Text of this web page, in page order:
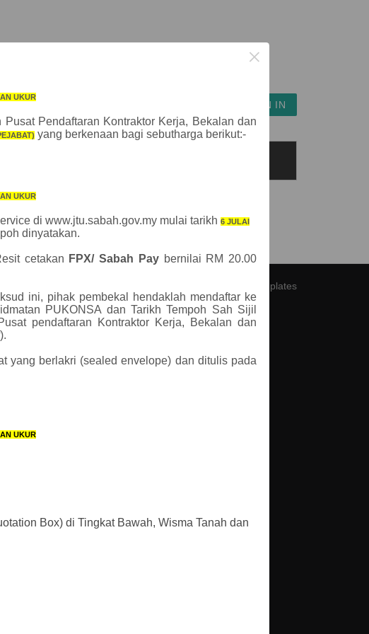
VENDOR ENROLMENT VENDOR SIGN IN
×
UKUR
Pendaftaran Kontraktor Kerja, Bekalan dan
yang berkenaan bagi sebutharga berikut:-
UKUR
di www.jtu.sabah.gov.my mulai tarikh 6 JULAI
dinyatakan.
cetakan FPX/ Sabah Paybernilai RM 20.00
ini, pihak pembekal hendaklah mendaftar ke
PUKONSA dan Tarikh Tempoh Sah Sijil
pendaftaran Kontraktor Kerja, Bekalan dan
yang berlakri (sealed envelope) dan ditulis pada
UKUR
Box) di Tingkat Bawah, Wisma Tanah dan
OS Templates